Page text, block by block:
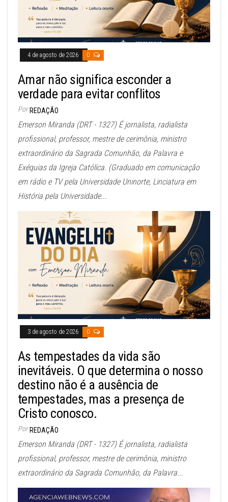
4 de agosto de 2026 0
Amar não significa esconder a
verdade para evitar conflitos
Por REDAÇÃO
Emerson Miranda (DRT - 1327) É jornalista, radialista
profissional, professor, mestre de cerimônia, ministro
extraordinário da Sagrada Comunhão, da Palavra e
Exéquias da Igreja Católica. (Graduado em comunicação
em rádio e TV pela Universidade Uninorte, Linciatura em
História pela Universidade...
3 de agosto de 2026 0
As tempestades da vida são
inevitáveis. O que determina o nosso
destino não é a ausência de
tempestades, mas a presença de
Cristo conosco.
Por REDAÇÃO
Emerson Miranda (DRT - 1327) É jornalista, radialista
profissional, professor, mestre de cerimônia, ministro
extraordinário da Sagrada Comunhão, da Palavra...